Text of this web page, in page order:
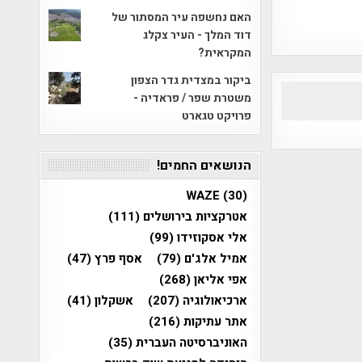
האם נחשפה עיר המסתור של
דוד המלך - העיר צקלג
המקראית?
ביקור במצדית גדר הצפון
משטרת שפר / פראדיה -
פרויקט טגארט
הנושאים החמים!
WAZE (30)
אטרקציות בירושלים (111)
אלי אסקוזידו(99)
אמיל אלג'ם (79) אסף פרץ(47)
אפי אליאן(268)
ארכיאולוגיה (207) אשקלון(41)
אתר עתיקות(216)
האוניברסיטה העברית(35)